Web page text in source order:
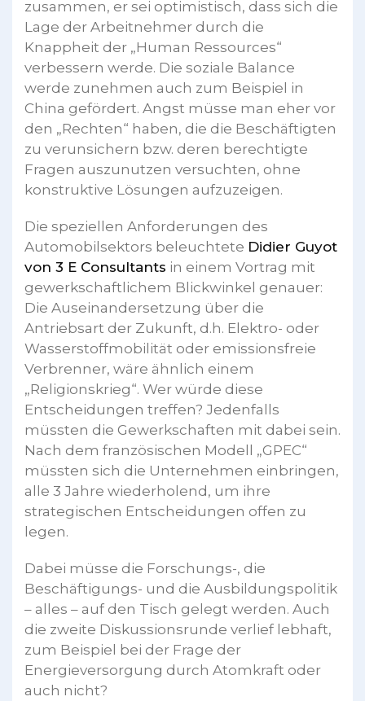
zusammen, er sei optimistisch, dass sich die
Lage der Arbeitnehmer durch die
Knappheit der „Human Ressources“
verbessern werde. Die soziale Balance
werde zunehmen auch zum Beispiel in
China gefördert. Angst müsse man eher vor
den „Rechten“ haben, die die Beschäftigten
zu verunsichern bzw. deren berechtigte
Fragen auszunutzen versuchten, ohne
konstruktive Lösungen aufzuzeigen.
Die speziellen Anforderungen des
Automobilsektors beleuchtete Didier Guyot
von 3 E Consultants in einem Vortrag mit
gewerkschaftlichem Blickwinkel genauer:
Die Auseinandersetzung über die
Antriebsart der Zukunft, d.h. Elektro- oder
Wasserstoffmobilität oder emissionsfreie
Verbrenner, wäre ähnlich einem
„Religionskrieg“. Wer würde diese
Entscheidungen treffen? Jedenfalls
müssten die Gewerkschaften mit dabei sein.
Nach dem französischen Modell „GPEC“
müssten sich die Unternehmen einbringen,
alle 3 Jahre wiederholend, um ihre
strategischen Entscheidungen offen zu
legen.
Dabei müsse die Forschungs-, die
Beschäftigungs- und die Ausbildungspolitik
– alles – auf den Tisch gelegt werden. Auch
die zweite Diskussionsrunde verlief lebhaft,
zum Beispiel bei der Frage der
Energieversorgung durch Atomkraft oder
auch nicht?